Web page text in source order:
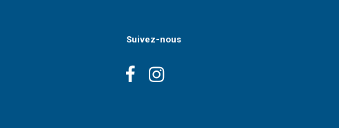
Suivez-nous
FacebookInstagram